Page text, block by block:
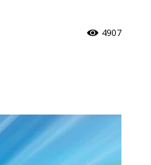
4907